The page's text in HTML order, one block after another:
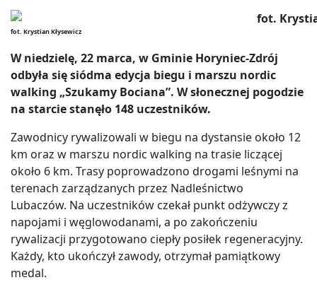
fot. Krystian Kłysewicz
W niedzielę, 22 marca, w Gminie Horyniec-Zdrój
odbyła się siódma edycja biegu i marszu nordic
walking „Szukamy Bociana”. W słonecznej pogodzie
na starcie stanęło 148 uczestników.
Zawodnicy rywalizowali w biegu na dystansie około 12
km oraz w marszu nordic walking na trasie liczącej
około 6 km. Trasy poprowadzono drogami leśnymi na
terenach zarządzanych przez Nadleśnictwo
Lubaczów. Na uczestników czekał punkt odżywczy z
napojami i węglowodanami, a po zakończeniu
rywalizacji przygotowano ciepły posiłek regeneracyjny.
Każdy, kto ukończył zawody, otrzymał pamiątkowy
medal.